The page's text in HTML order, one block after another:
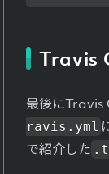
Travis
最後にTravis
ravis.yml
で紹介した